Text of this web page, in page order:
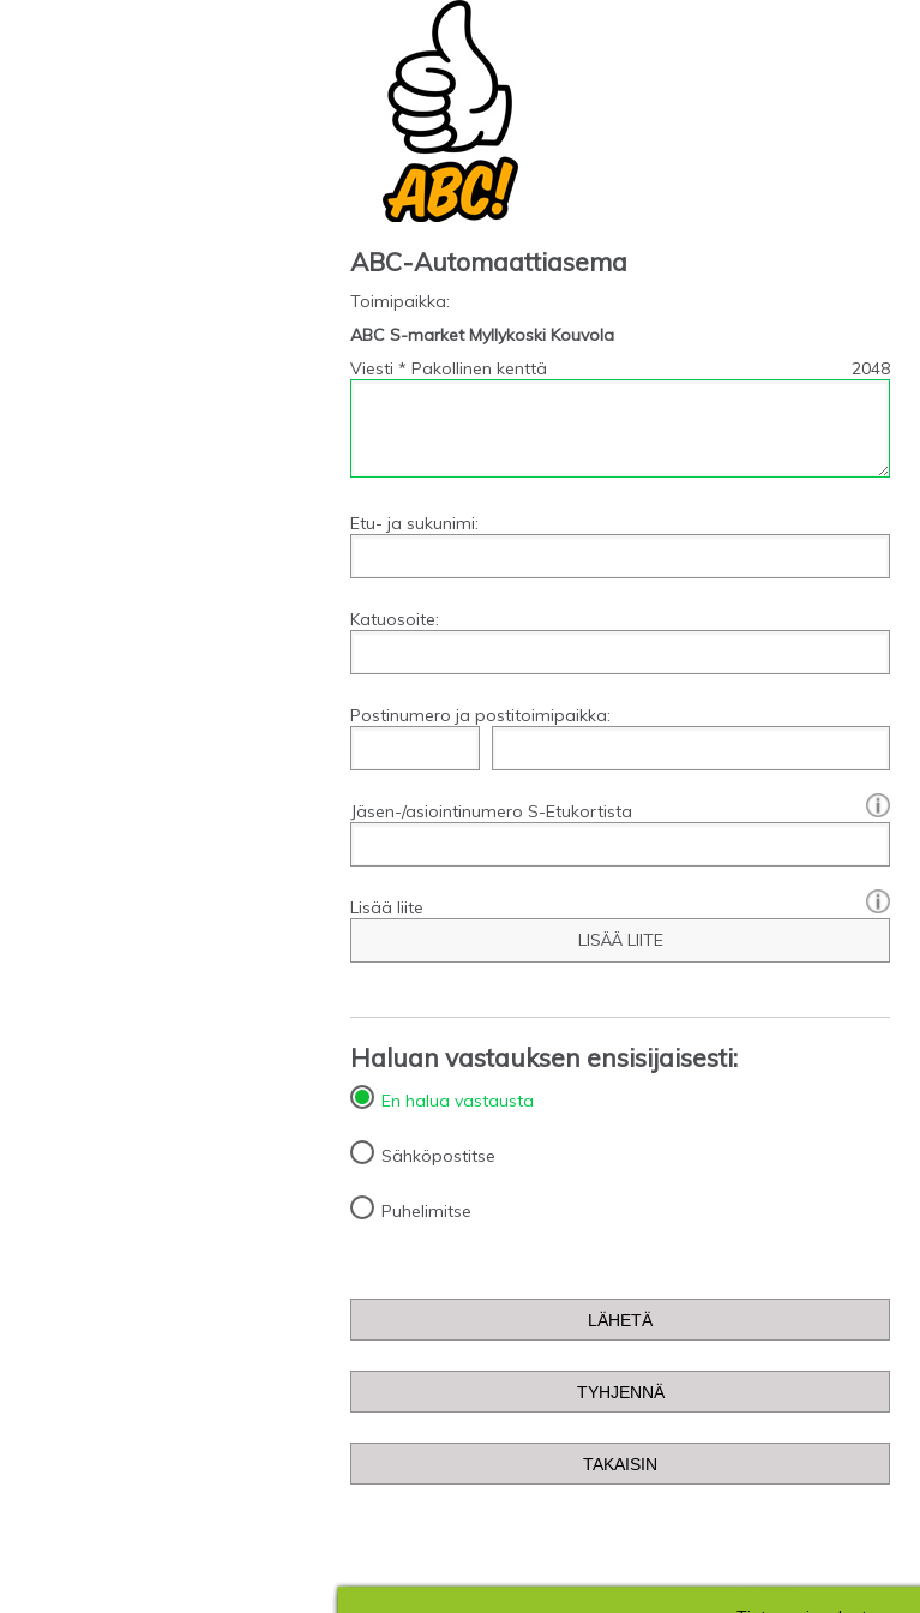
ABC-Automaattiasema
Toimipaikka:
ABC S-market Myllykoski Kouvola
Viesti * Pakollinen kenttä
2048
Etu- ja sukunimi:
Katuosoite:
Postinumero ja postitoimipaikka:
Jäsen-/asiointinumero S-Etukortista
Lisää liite
LISÄÄ LIITE
Haluan vastauksen ensisijaisesti:
En halua vastausta
Sähköpostitse
Puhelimitse